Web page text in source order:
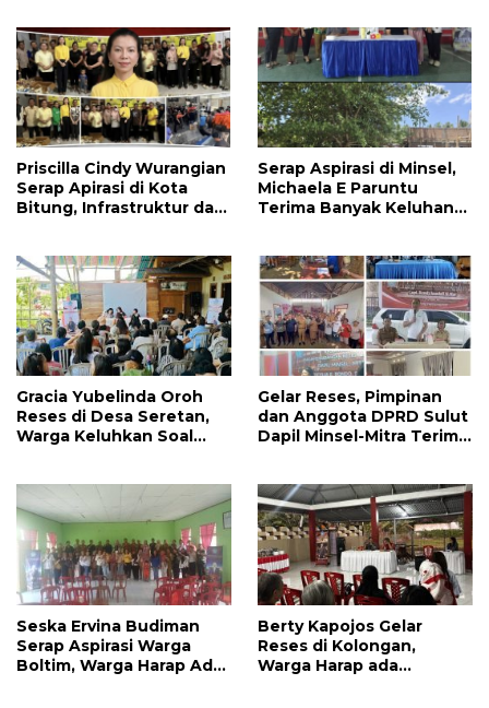
Jalan di Tandengan I
Priscilla Cindy Wurangian
Serap Apirasi di Kota
Bitung, Infrastruktur dan
Warga
Serap Aspirasi di Minsel,
Michaela E Paruntu
Terima Banyak Keluhan
Gracia Yubelinda Oroh
Reses di Desa Seretan,
Warga Keluhkan Soal
Gelar Reses, Pimpinan
dan Anggota DPRD Sulut
Dapil Minsel-Mitra Terima
Seska Ervina Budiman
Serap Aspirasi Warga
Boltim, Warga Harap Ada
Berty Kapojos Gelar
Reses di Kolongan,
Warga Harap ada